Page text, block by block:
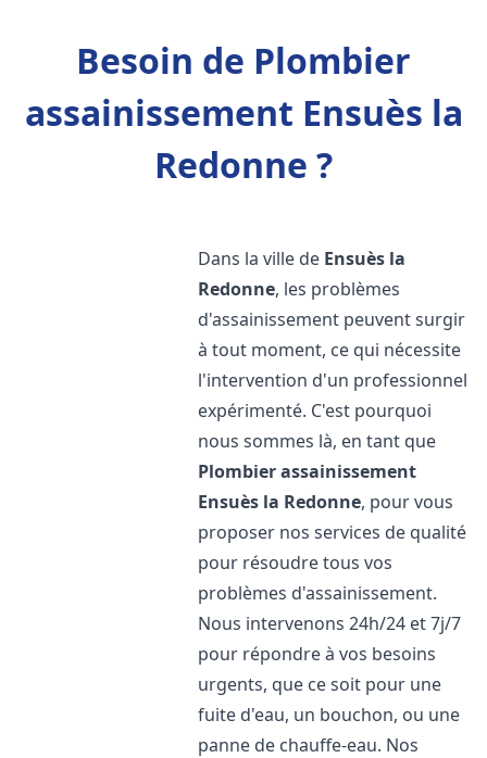
Besoin de Plombier
assainissement Ensuès la
Redonne ?
Dans la ville de Ensuès la
Redonne, les problèmes
d'assainissement peuvent surgir
à tout moment, ce qui nécessite
l'intervention d'un professionnel
expérimenté. C'est pourquoi
nous sommes là, en tant que
Plombier assainissement
Ensuès la Redonne, pour vous
proposer nos services de qualité
pour résoudre tous vos
problèmes d'assainissement.
Nous intervenons 24h/24 et 7j/7
pour répondre à vos besoins
urgents, que ce soit pour une
fuite d'eau, un bouchon, ou une
panne de chauffe-eau. Nos